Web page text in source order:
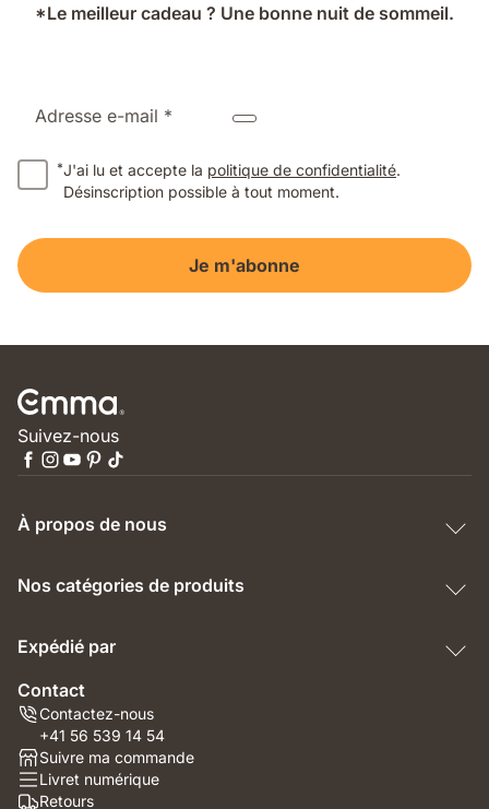
*Le meilleur cadeau ? Une bonne nuit de sommeil.
Adresse e-mail *
*J'ai lu et accepte la politique de confidentialité.
Désinscription possible à tout moment.
Je m'abonne
Suivez-nous
À propos de nous
Nos catégories de produits
Expédié par
Contact
Contactez-nous
+41 56 539 14 54
Suivre ma commande
Livret numérique
Retours